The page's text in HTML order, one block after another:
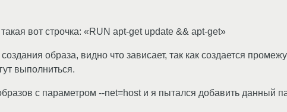
вот строчка: «RUN apt-get update && apt-get»
образа, видно что зависает, так как создается
выполниться.
с параметром --net=host и я пытался добавить данный